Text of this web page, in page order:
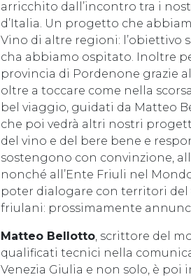
arricchito dall’incontro tra i
d’Italia. Un progetto che
Vino di altre regioni: l’obiettivo
cha abbiamo ospitato. Inoltre
provincia di Pordenone grazie
oltre a toccare come nella
bel viaggio, guidati da Matteo
che poi vedrà altri nostri
del vino e del bere bene e
sostengono con convinzione,
nonché all’Ente Friuli nel
poter dialogare con territori
friulani: prossimamente
Matteo Bellotto, scrittore del
qualificati tecnici nella
Venezia Giulia e non solo, è